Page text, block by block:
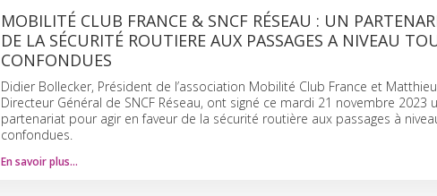
MOBILITÉ CLUB FRANCE & SNCF RÉSEAU : UN
DE LA SÉCURITÉ ROUTIERE AUX PASSAGES A NIVEAU
CONFONDUES
Didier Bollecker, Président de l’association Mobilité Club France et
Directeur Général de SNCF Réseau, ont signé ce mardi 21 novembre 2023
partenariat pour agir en faveur de la sécurité routière aux passages à
confondues.
En savoir plus…